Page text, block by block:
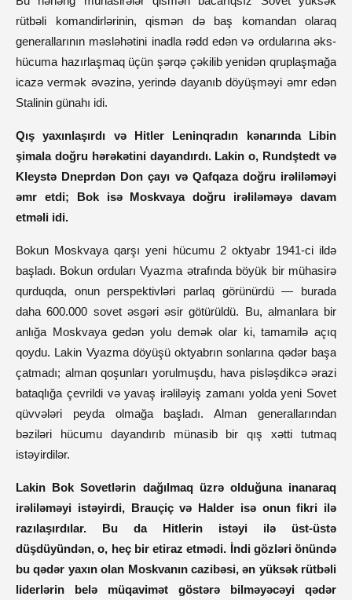
rütbəli komandirlərinin, qismən də baş komandan olaraq
generallarının məsləhətini inadla rədd edən və ordularına əks-
hücuma hazırlaşmaq üçün şərqə çəkilib yenidən qruplaşmağa
icazə vermək əvəzinə, yerində dayanıb döyüşməyi əmr edən
Stalinin günahı idi.
Qış yaxınlaşırdı və Hitler Leninqradın kənarında Libin
şimala doğru hərəkətini dayandırdı. Lakin o, Rundştedt və
Kleystə Dneprdən Don çayı və Qafqaza doğru irəliləməyi
əmr etdi; Bok isə Moskvaya doğru irəliləməyə davam
etməli idi.
Bokun Moskvaya qarşı yeni hücumu 2 oktyabr 1941-ci ildə
başladı. Bokun orduları Vyazma ətrafında böyük bir mühasirə
qurduqda, onun perspektivləri parlaq görünürdü — burada
daha 600.000 sovet əsgəri əsir götürüldü. Bu, almanlara bir
anlığa Moskvaya gedən yolu demək olar ki, tamamilə açıq
qoydu. Lakin Vyazma döyüşü oktyabrın sonlarına qədər başa
çatmadı; alman qoşunları yorulmuşdu, hava pisləşdikcə ərazi
bataqlığa çevrildi və yavaş irəliləyiş zamanı yolda yeni Sovet
qüvvələri peyda olmağa başladı. Alman generallarından
bəziləri hücumu dayandırıb münasib bir qış xətti tutmaq
istəyirdilər.
Lakin Bok Sovetlərin dağılmaq üzrə olduğuna inanaraq
irəliləməyi istəyirdi, Brauçiç və Halder isə onun fikri ilə
razılaşırdılar. Bu da Hitlerin istəyi ilə üst-üstə
düşdüyündən, o, heç bir etiraz etmədi. İndi gözləri önündə
bu qədər yaxın olan Moskvanın cazibəsi, ən yüksək rütbəli
liderlərin belə müqavimət göstərə bilməyəcəyi qədər